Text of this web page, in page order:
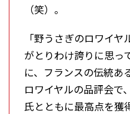
（笑）。
「野うさぎのロワイ
がとりわけ誇りに思っ
に、フランスの伝統あ
ロワイヤルの品評会で
氏とともに最高点を獲